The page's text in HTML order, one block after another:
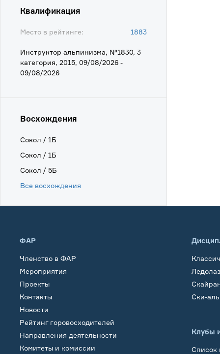
Квалификация
Место в рейтинге: 1883
Инструктор альпинизма, №1830, 3
категория, 2015, 09/08/2026 -
09/08/2026
Восхождения
Сокол / 1Б
Сокол / 1Б
Сокол / 5Б
Все восхождения
ФАР
Членство в ФАР
Мероприятия
Проекты
Контакты
Новости
Рейтинг горовосходителей
Направления деятельности
Комитеты и комиссии
Ски-
Клубы
Список